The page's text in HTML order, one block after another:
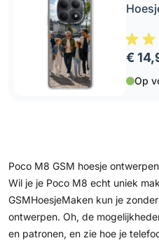
€
Op
Poco M8 GSM hoesje ontwerpen
Wil je je Poco M8 echt uniek
GSMHoesjeMaken kun je
ontwerpen. Oh, de
en patronen, en zie hoe je